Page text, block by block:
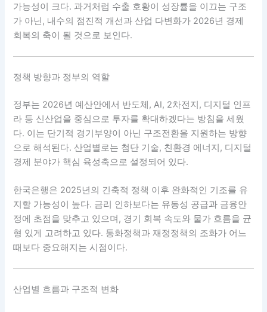
가능성이 크다. 과거처럼 수출 호황이 성장률을 이끄는 구조
가 아닌, 내수의 점진적 개선과 산업 다변화가 2026년 경제
회복의 축이 될 것으로 보인다.
정책 방향과 정부의 역할
정부는 2026년 예산안에서 반도체, AI, 2차전지, 디지털 인프
라 등 신산업을 중심으로 투자를 확대하겠다는 방침을 세웠
다. 이는 단기적 경기부양이 아닌 구조전환을 지원하는 방향
으로 해석된다. 산업별로는 첨단 기술, 친환경 에너지, 디지털
경제 분야가 핵심 육성축으로 설정되어 있다.
한국은행은 2025년의 긴축적 정책 이후 완화적인 기조를 유
지할 가능성이 높다. 금리 인하보다는 유동성 공급과 금융안
정에 초점을 맞추고 있으며, 경기 회복 속도와 물가 흐름을 균
형 있게 고려하고 있다. 통화정책과 재정정책의 조화가 어느
때보다 중요해지는 시점이다.
산업별 흐름과 구조적 변화